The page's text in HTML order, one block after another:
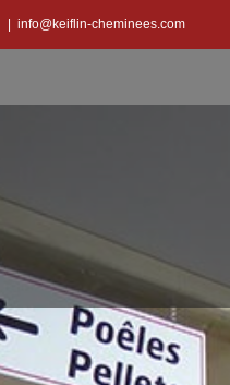
info@keiflin-cheminees.com